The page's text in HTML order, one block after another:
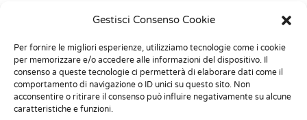
Gestisci Consenso Cookie
Per fornire le migliori esperienze, utilizziamo tecnologie come i cookie
per memorizzare e/o accedere alle informazioni del dispositivo. Il
consenso a queste tecnologie ci permetterà di elaborare dati come il
comportamento di navigazione o ID unici su questo sito. Non
acconsentire o ritirare il consenso può influire negativamente su alcune
caratteristiche e funzioni.